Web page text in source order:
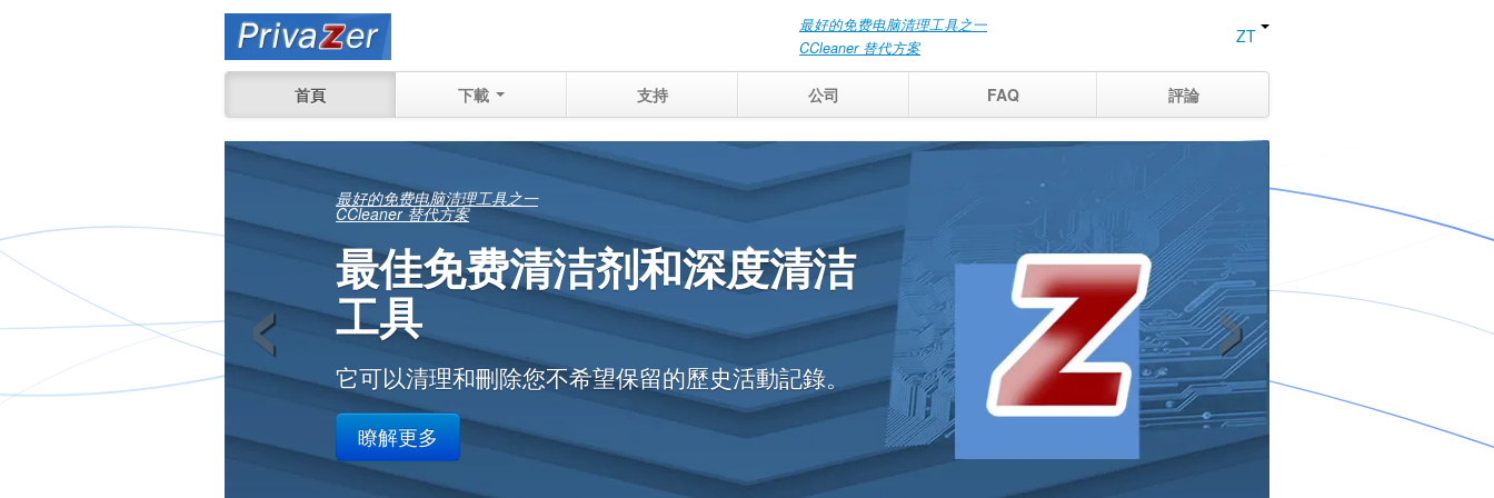
最好的免费电脑清理工具之一
CCleaner 替代方案
ZT
首頁 下載 支持 公司 FAQ 評論
您可以準確地查看那些
文件仍可被恢復
在您工作或家庭中的相關記錄
瞭解更多
‹ ›